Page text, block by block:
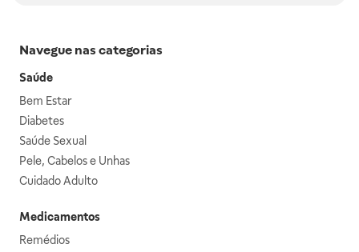
Navegue nas categorias
Saúde
Bem Estar
Diabetes
Saúde Sexual
Pele, Cabelos e Unhas
Cuidado Adulto
Medicamentos
Remédios